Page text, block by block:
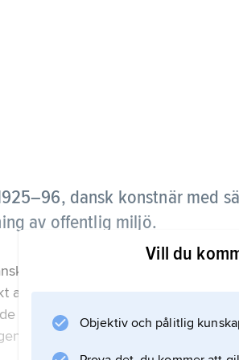
dansk konstnär med
av offentlig miljö.
landskaps- och porträttradition. I
bildspråk, som låg till grund
på 1950-talet också med skulptur.
Thorsen grundade han 1961 Den
Vill du
Objektiv och pålitlig